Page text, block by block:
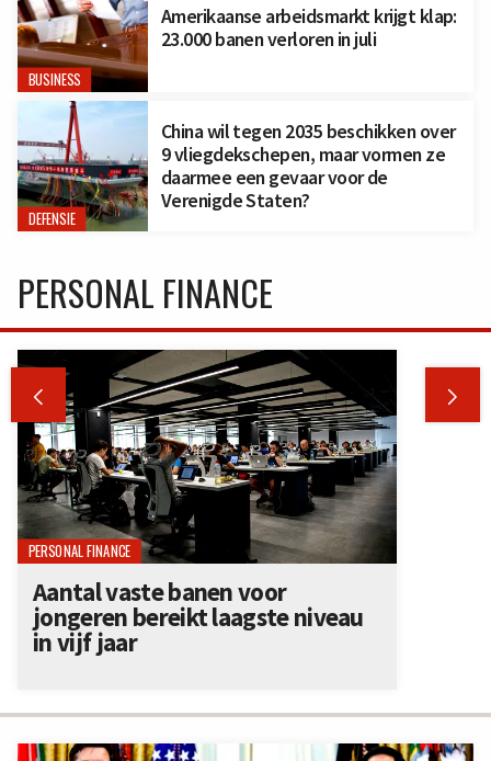
BUSINESS
Amerikaanse arbeidsmarkt krijgt klap:
23.000 banen verloren in juli
DEFENSIE
China wil tegen 2035 beschikken over
9 vliegdekschepen, maar vormen ze
daarmee een gevaar voor de
Verenigde Staten?
PERSONAL FINANCE
 
PERSONAL FINANCE
Aantal vaste banen voor
jongeren bereikt laagste niveau
in vijf jaar